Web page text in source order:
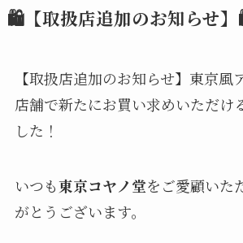
🛍️【取扱店追加のお知らせ
【取扱店追加のお知らせ】東京風
店舗で新たにお買い求めいただけ
した！
いつも東京コヤノ堂をご愛顧いた
がとうございます。